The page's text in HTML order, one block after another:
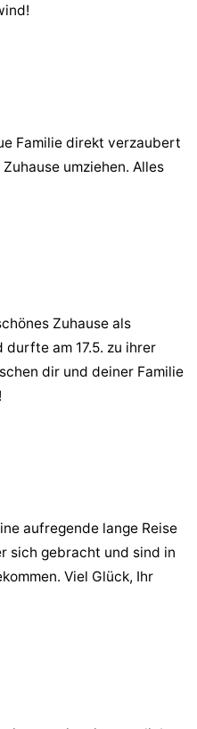
Familie direkt verzaubert
umziehen. Alles
Zuhause als
durfte am 17.5. zu ihrer
dir und deiner Familie
aufregende lange Reise
sich gebracht und sind in
Viel Glück, Ihr